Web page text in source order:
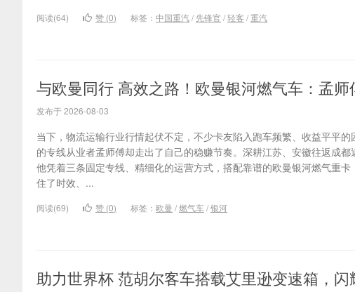
阅读(64) 赞 (0) 标签： 中国重汽/ 先锋官 /轻客 /重汽
与欧曼同行 高效之路！欧曼银河燃气车：孟
发布于 2026-08-03
当下，物流运输行业行情起伏不定，不少卡友陷入跑车频繁、收益平平
的专线从业者孟师傅却走出了自己的稳赚节奏。深耕江苏、安徽往返成都
他凭着三条固定专线、精细化的运营方式，搭配靠谱的欧曼银河燃气重
住了时效、...
阅读(69) 赞 (0) 标签： 欧曼 /燃气车/银河
助力世界杯 范胡尔客车搭载艾里逊变速箱，